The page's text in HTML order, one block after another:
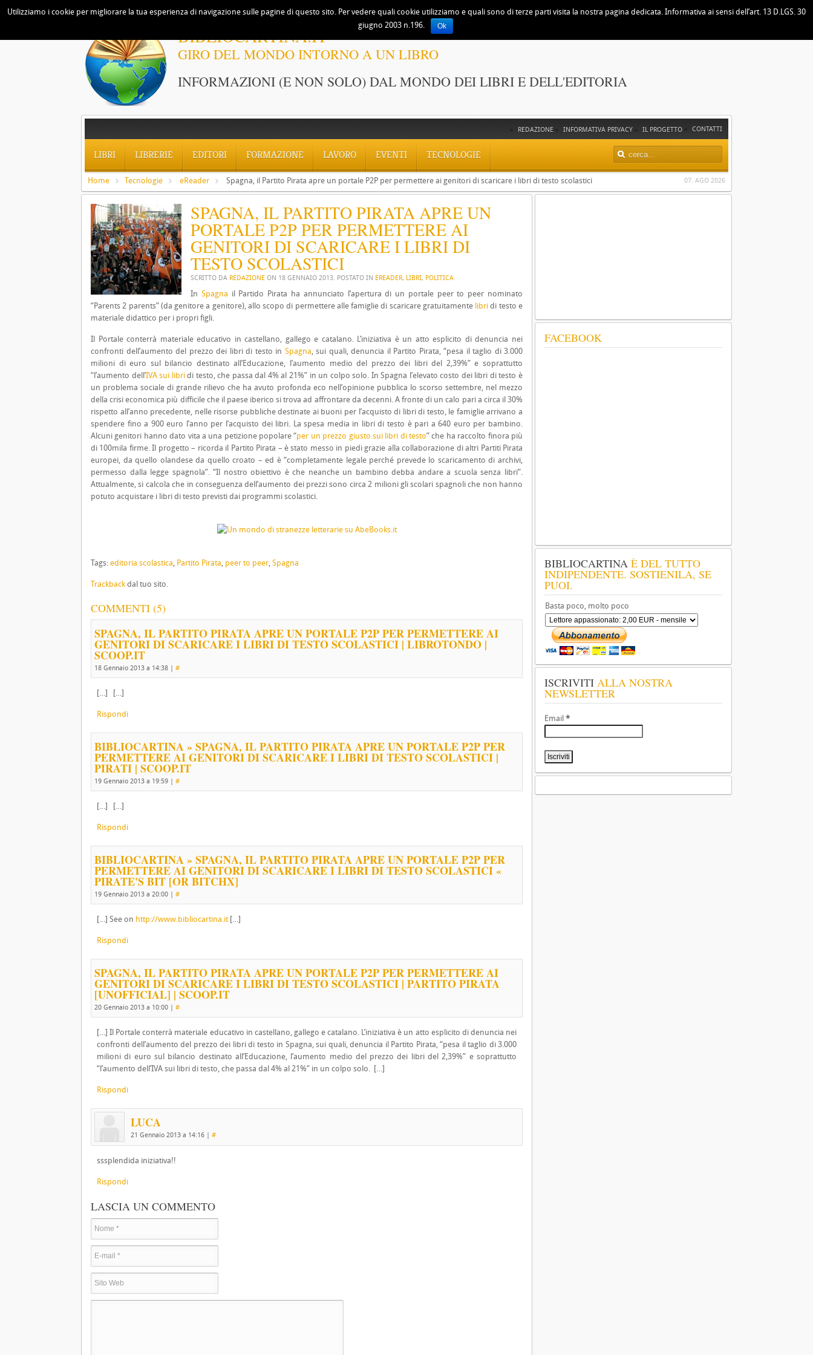
BIBLIOCARTINA.IT
GIRO DEL MONDO INTORNO A UN LIBRO
INFORMAZIONI (E NON SOLO) DAL MONDO DEI LIBRI E DELL'EDITORIA
CONTATTI
IL PROGETTO
INFORMATIVA PRIVACY
REDAZIONE
LIBRI LIBRERIE EDITORI FORMAZIONE LAVORO EVENTI TECNOLOGIE
07. AGO 2026
Home Tecnologie eReader Spagna, il Partito Pirata apre un portale P2P per permettere ai genitori di scaricare i libri di testo scolastici
SPAGNA, IL PARTITO PIRATA APRE UN
PORTALE P2P PER PERMETTERE AI
GENITORI DI SCARICARE I LIBRI DI
TESTO SCOLASTICI
SCRITTO DA REDAZIONE ON 18 GENNAIO 2013. POSTATO IN EREADER, LIBRI, POLITICA
In Spagna il Partido Pirata ha annunciato l’apertura di un portale peer to peer nominato
“Parents 2 parents” (da genitore a genitore), allo scopo di permettere alle famiglie di scaricare gratuitamente libri di testo e
materiale didattico per i propri figli.
Il Portale conterrà materiale educativo in castellano, gallego e catalano. L’iniziativa è un atto esplicito di denuncia nei
confronti dell’aumento del prezzo dei libri di testo in Spagna, sui quali, denuncia il Partito Pirata, “pesa il taglio di 3.000
milioni di euro sul bilancio destinato all’Educazione, l’aumento medio del prezzo dei libri del 2,39%” e soprattutto
“l’aumento dell’IVA sui libridi testo, che passa dal 4% al 21%” in un colpo solo. In Spagna l’elevato costo dei libri di testo è
un problema sociale di grande rilievo che ha avuto profonda eco nell’opinione pubblica lo scorso settembre, nel mezzo
della crisi economica più difficile che il paese iberico si trova ad affrontare da decenni. A fronte di un calo pari a circa il 30%
rispetto all’anno precedente, nelle risorse pubbliche destinate ai buoni per l’acquisto di libri di testo, le famiglie arrivano a
spendere fino a 900 euro l’anno per l’acquisto dei libri. La spesa media in libri di testo è pari a 640 euro per bambino.
Alcuni genitori hanno dato vita a una petizione popolare “per un prezzo giusto sui libri di testo” che ha raccolto finora più
di 100mila firme. Il progetto – ricorda il Partito Pirata – è stato messo in piedi grazie alla collaborazione di altri Partiti Pirata
europei, da quello olandese da quello croato – ed è “completamente legale perché prevede lo scaricamento di archivi,
permesso dalla legge spagnola”. “Il nostro obiettivo è che neanche un bambino debba andare a scuola senza libri”.
Attualmente, si calcola che in conseguenza dell’aumento dei prezzi sono circa 2 milioni gli scolari spagnoli che non hanno
potuto acquistare i libri di testo previsti dai programmi scolastici.
Tags: editoria scolastica, Partito Pirata, peer to peer, Spagna
Trackbackdal tuo sito.
COMMENTI (5)
SPAGNA, IL PARTITO PIRATA APRE UN PORTALE P2P PER PERMETTERE AI
GENITORI DI SCARICARE I LIBRI DI TESTO SCOLASTICI | LIBROTONDO |
SCOOP.IT
18 Gennaio 2013 a 14:38 | #
[…] […]
Rispondi
BIBLIOCARTINA » SPAGNA, IL PARTITO PIRATA APRE UN PORTALE P2P PER
PERMETTERE AI GENITORI DI SCARICARE I LIBRI DI TESTO SCOLASTICI |
PIRATI | SCOOP.IT
19 Gennaio 2013 a 19:59 | #
[…] […]
Rispondi
BIBLIOCARTINA » SPAGNA, IL PARTITO PIRATA APRE UN PORTALE P2P PER
PERMETTERE AI GENITORI DI SCARICARE I LIBRI DI TESTO SCOLASTICI «
PIRATE'S BIT [OR BITCHX]
19 Gennaio 2013 a 20:00 | #
[…] See on http://www.bibliocartina.it[…]
Rispondi
SPAGNA, IL PARTITO PIRATA APRE UN PORTALE P2P PER PERMETTERE AI
GENITORI DI SCARICARE I LIBRI DI TESTO SCOLASTICI | PARTITO PIRATA
[UNOFFICIAL] | SCOOP.IT
20 Gennaio 2013 a 10:00 | #
[…] Il Portale conterrà materiale educativo in castellano, gallego e catalano. L’iniziativa è un atto esplicito di denuncia nei
confronti dell’aumento del prezzo dei libri di testo in Spagna, sui quali, denuncia il Partito Pirata, “pesa il taglio di 3.000
milioni di euro sul bilancio destinato all’Educazione, l’aumento medio del prezzo dei libri del 2,39%” e soprattutto
“l’aumento dell’IVA sui libri di testo, che passa dal 4% al 21%” in un colpo solo. […]
Rispondi
LUCA
21 Gennaio 2013 a 14:16 | #
sssplendida iniziativa!!
Rispondi
LASCIA UN COMMENTO
FACEBOOK
BIBLIOCARTINA È DEL TUTTO
INDIPENDENTE. SOSTIENILA, SE
PUOI.
Basta poco, molto poco
ISCRIVITI ALLA NOSTRA
NEWSLETTER
Email *
Utilizziamo i cookie per migliorare la tua esperienza di navigazione sulle pagine di questo sito. Per vedere quali cookie utilizziamo e quali sono di terze parti visita la nostra pagina dedicata. Informativa ai sensi dell’art. 13 D.LGS. 30
giugno 2003 n.196.
Ok